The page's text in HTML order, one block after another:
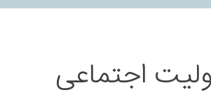
اجتماعی